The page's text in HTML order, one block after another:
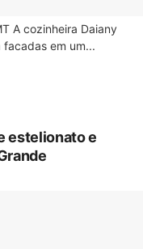
A cozinheira Daiany
em um...
estelionato e